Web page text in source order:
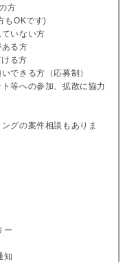
方
もOKです)
いない方
ある方
る方
できる方（応募制）
等への参加、拡散に協力
グの案件相談もありま
ー
知